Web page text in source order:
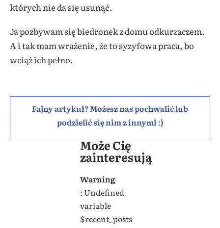
których nie da się usunąć.
Ja pozbywam się biedronek z domu odkurzaczem.
A i tak mam wrażenie, że to syzyfowa praca, bo
wciąż ich pełno.
Fajny artykuł? Możesz nas pochwalić lub
podzielić się nim z innymi :)
Może Cię
zainteresują
Warning
: Undefined
variable
$recent_posts